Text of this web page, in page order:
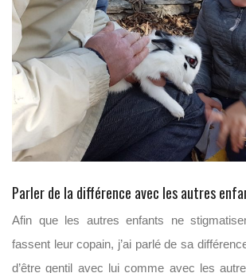
Parler de la différence avec les autres
Afin que les autres enfants ne
fassent leur copain, j’ai parlé de sa
d’être gentil avec lui comme avec les